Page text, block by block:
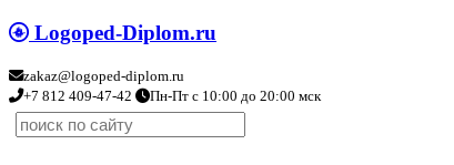
Logoped-Diplom.ru
zakaz@logoped-diplom.ru
+7 812 409-47-42
Пн-Пт с 10:00 до 20:00 мск